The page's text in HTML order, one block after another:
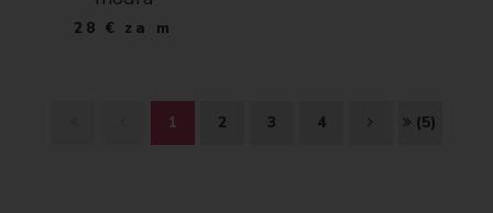
28 € za m
1 2 3 4 Ď K (5)